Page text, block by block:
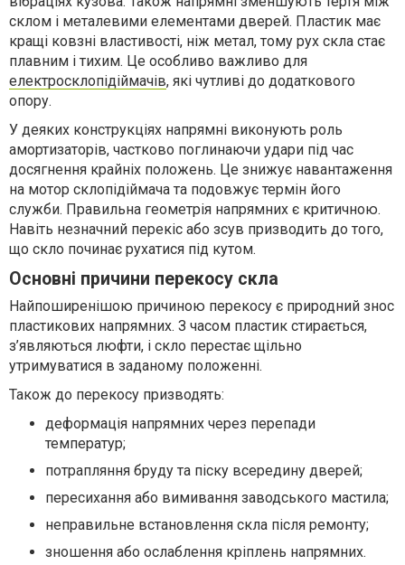
склом і металевими елементами дверей. Пластик має
кращі ковзні властивості, ніж метал, тому рух скла стає
плавним і тихим. Це особливо важливо для
електросклопідіймачів, які чутливі до додаткового
опору.
У деяких конструкціях напрямні виконують роль
амортизаторів, частково поглинаючи удари під час
досягнення крайніх положень. Це знижує навантаження
на мотор склопідіймача та подовжує термін його
служби. Правильна геометрія напрямних є критичною.
Навіть незначний перекіс або зсув призводить до того,
що скло починає рухатися під кутом.
Основні причини перекосу скла
Найпоширенішою причиною перекосу є природний знос
пластикових напрямних. З часом пластик стирається,
з’являються люфти, і скло перестає щільно
утримуватися в заданому положенні.
Також до перекосу призводять:
деформація напрямних через перепади
температур;
потрапляння бруду та піску всередину дверей;
пересихання або вимивання заводського мастила;
неправильне встановлення скла після ремонту;
зношення або ослаблення кріплень напрямних.